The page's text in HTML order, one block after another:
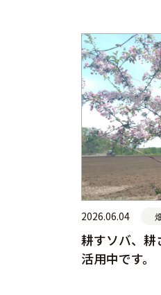
2026.06.04
耕すソバ、耕
活用中です。